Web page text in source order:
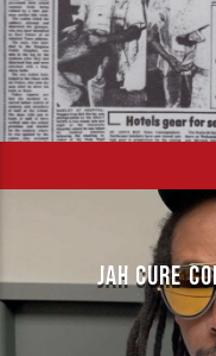
JAH CURE